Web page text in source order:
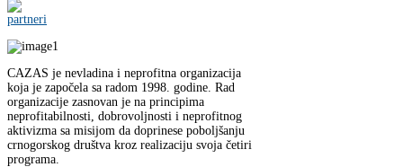
CAZAS je nevladina i neprofitna organizacija
koja je započela sa radom 1998. godine. Rad
organizacije zasnovan je na principima
neprofitabilnosti, dobrovoljnosti i neprofitnog
aktivizma sa misijom da doprinese poboljšanju
crnogorskog društva kroz realizaciju svoja četiri
programa.